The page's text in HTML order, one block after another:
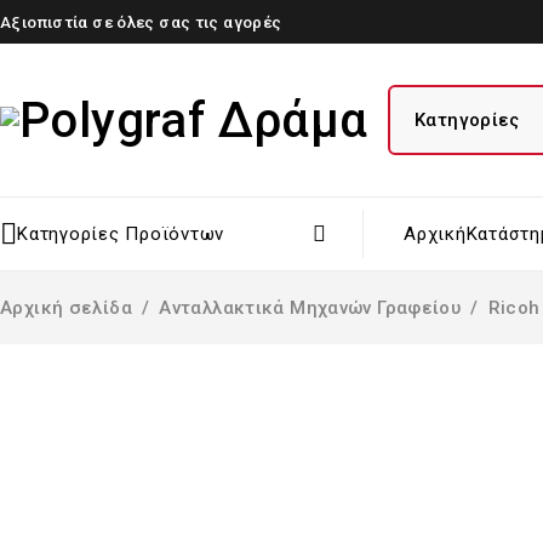
Αξιοπιστία σε όλες σας τις αγορές
Κατηγορίες Προϊόντων Αρχική
Αρχική σελίδα / Ανταλλακτικά Μηχανών Γραφείου / Ricoh